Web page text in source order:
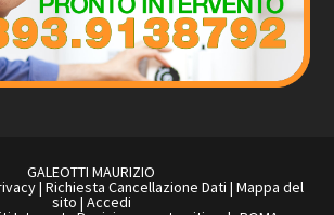
GALEOTTI MAURIZIO
| Richiesta Cancellazione Dati | Mappa del
sito | Accedi